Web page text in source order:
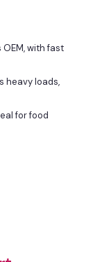
with fast
heavy loads,
for food